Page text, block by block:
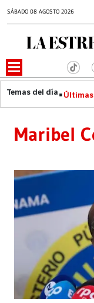
SÁBADO 08 AGOSTO 2026
Maribel